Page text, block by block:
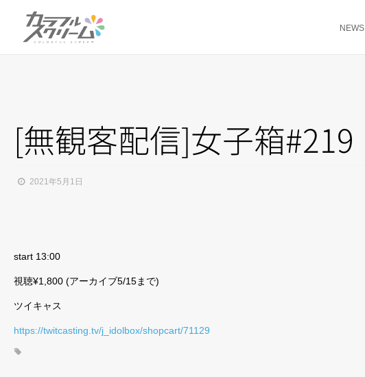
NEWS
[無観客配信]女子箱#219
2021年5月1日
start 13:00
視聴¥1,800 (アーカイブ5/15まで)
ツイキャス
https://twitcasting.tv/j_idolbox/shopcart/71129